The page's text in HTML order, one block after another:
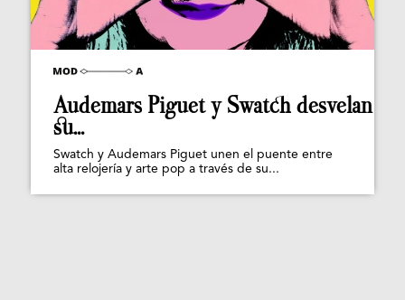
Audemars Piguet y Swatch desvelan
su...
Swatch y Audemars Piguet unen el puente entre
alta relojería y arte pop a través de su...